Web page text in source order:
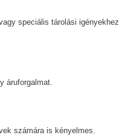
speciális tárolási igényekhez
áruforgalmat.
számára is kényelmes.